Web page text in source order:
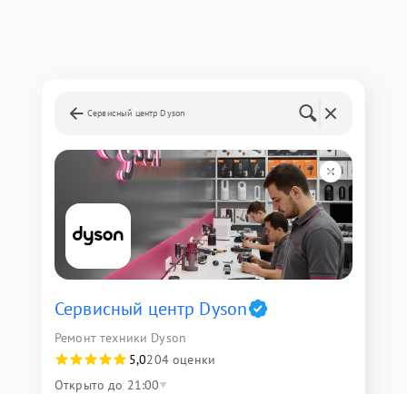
Сервисный центр Dyson
Сервисный центр Dyson
Ремонт техники Dyson
5,0204 оценки
Открыто до 21:00